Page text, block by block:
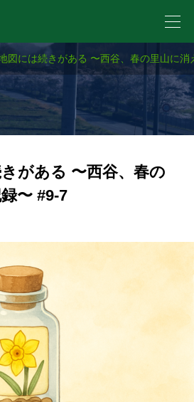
図には続きがある 〜西谷、春の里山に消
がある 〜西谷、春の
〜 #9-7